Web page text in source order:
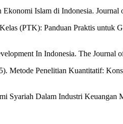
Islam di Indonesia.
(PTK): Panduan Praktis untuk
In Indonesia. The Journal
Penelitian Kuantitatif:
Syariah Dalam Industri